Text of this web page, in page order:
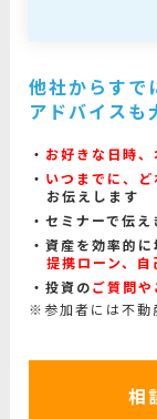
他社からすで
アドバイスも
お好きな日時
いつまでに、
お伝えします
セミナーで伝
資産を効率的に
提携ローン、自
投資のご質問や
※参加者には不動
相